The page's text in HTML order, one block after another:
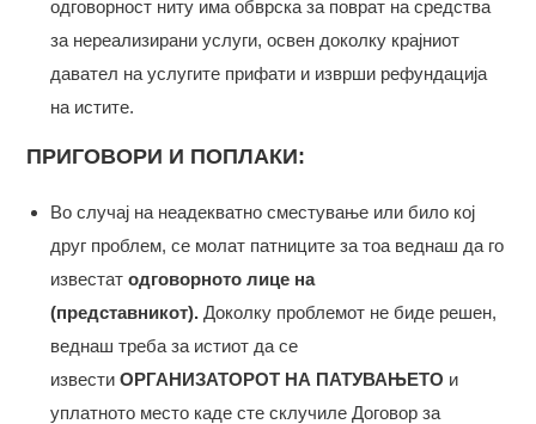
одговорност ниту има обврска за поврат на средства
за нереализирани услуги, освен доколку крајниот
давател на услугите прифати и изврши рефундација
на истите.
ПРИГОВОРИ И ПОПЛАКИ:
Во случај на неадекватно сместување или било кој
друг проблем, се молат патниците за тоа веднаш да го
известатодговорното лице на
(представникот). Доколку проблемот не биде решен,
веднаш треба за истиот да се
известиОРГАНИЗАТОРОТ НА ПАТУВАЊЕТО и
уплатното место каде сте склучиле Договор за